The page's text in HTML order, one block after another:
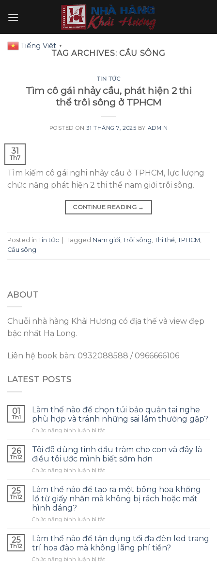
TAG ARCHIVES:CẦU SÔNG
TIN TỨC
Tìm cô gái nhảy cầu, phát hiện 2 thi
thể trôi sông ở TPHCM
POSTED ON31 THÁNG 7, 2025 BY ADMIN
31
Th7
Tìm kiếm cô gái nghi nhảy cầu ở TPHCM, lực lượng
chức năng phát hiện 2 thi thể nam giới trôi sông.
CONTINUE READING →
Posted in Tin tức Tagged Nam giới Trôi sông Thi thể TPHCM
Cầu sông
ABOUT
Chuỗi nhà hàng Khải Hương có địa thế và view đẹp
bậc nhất Hạ Long.
Liên hệ book bàn: 0932088588 / 0966666106
LATEST POSTS
01
Th1
Làm thế nào để chọn túi bảo quản tai nghe
phù hợp và tránh những sai lầm thường gặp?
Chức năng bình luận bị tắtở
thế
nào
để
chọn
bảo
quản
phù
và
tránh
những
sai
26
Th12
Tôi đã dùng tinh dầu tràm cho con và đây là
điều tôi ước mình biết sớm hơn
Chức năng bình luận bị tắtở
dùng
tinh
tràm
con
đây
là
25
Th12
Làm thế nào để tạo ra một bông hoa khổng
lồ từ giấy nhăn mà không bị rách hoặc mất
hình dáng?
Chức năng bình luận bị tắtở
thế
nào
để
tạo
25
Th12
Làm thế nào để tận dụng tối đa đèn led trang
trí hoa đào mà không lãng phí tiền?
Chức năng bình luận bị tắtở
Tiếng Việt ▼